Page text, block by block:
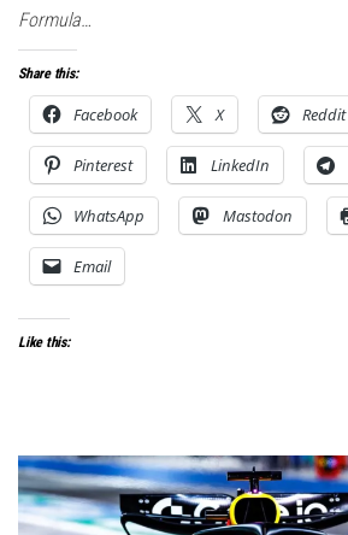
Formula…
Share this:
Facebook X Reddit
Pinterest LinkedIn
WhatsApp Mastodon
Email
Like this: